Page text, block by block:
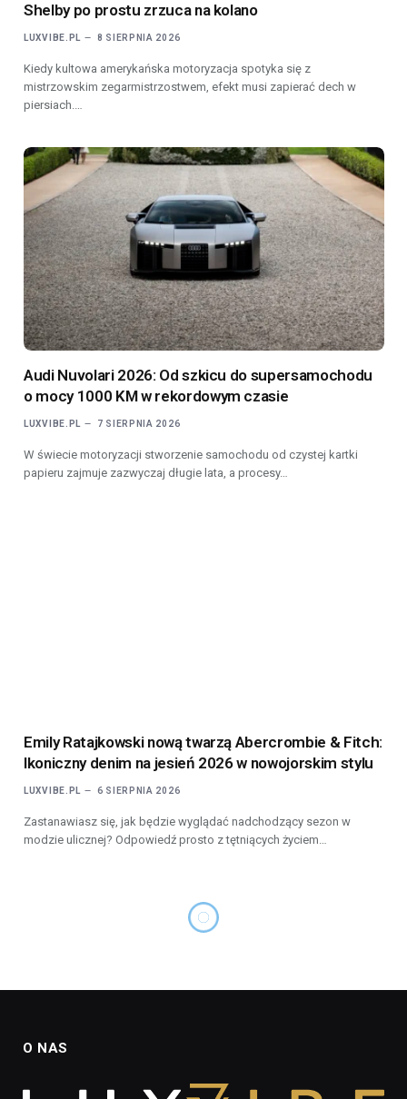
Shelby po prostu zrzuca na kolano
LUXVIBE.PL 8 SIERPNIA 2026
Kiedy kultowa amerykańska motoryzacja spotyka się z
mistrzowskim zegarmistrzostwem, efekt musi zapierać dech w
piersiach.…
Audi Nuvolari 2026: Od szkicu do supersamochodu
o mocy 1000 KM w rekordowym czasie
LUXVIBE.PL 7 SIERPNIA 2026
W świecie motoryzacji stworzenie samochodu od czystej kartki
papieru zajmuje zazwyczaj długie lata, a procesy…
Emily Ratajkowski nową twarzą Abercrombie & Fitch:
Ikoniczny denim na jesień 2026 w nowojorskim stylu
LUXVIBE.PL 6 SIERPNIA 2026
Zastanawiasz się, jak będzie wyglądać nadchodzący sezon w
modzie ulicznej? Odpowiedź prosto z tętniących życiem…
O NAS